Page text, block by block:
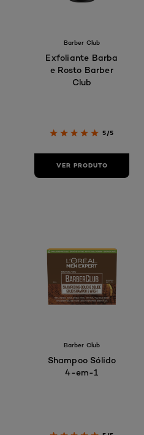
Barber Club
Exfoliante Barba
e Rosto Barber
Club
5/5
VER PRODUTO
Barber Club
Shampoo Sólido
4-em-1